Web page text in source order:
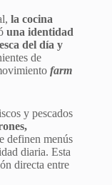
la cocina
una identidad
del día y
de
farm
y pescados
definen menús
diaria. Esta
directa entre